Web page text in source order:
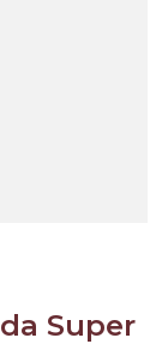
Super